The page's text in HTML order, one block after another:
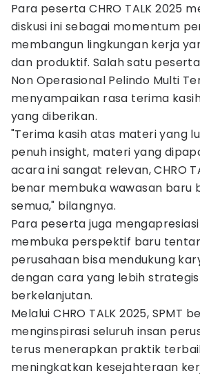
Para peserta CHRO TALK 2025
diskusi ini sebagai momentum
membangun lingkungan kerja
dan produktif. Salah satu
Non Operasional Pelindo Multi
menyampaikan rasa terima
yang diberikan.
"Terima kasih atas materi yang
penuh insight, materi yang
acara ini sangat relevan, CHRO
benar membuka wawasan baru
semua," bilangnya.
Para peserta juga
membuka perspektif baru
perusahaan bisa mendukung
dengan cara yang lebih
berkelanjutan.
Melalui CHRO TALK 2025, SPMT
menginspirasi seluruh insan
terus menerapkan praktik
meningkatkan kesejahteraan